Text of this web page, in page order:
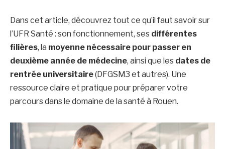
Dans cet article, découvrez tout ce qu’il faut savoir sur
l’UFR Santé : son fonctionnement, ses différentes
filières, la moyenne nécessaire pour passer en
deuxième année de médecine, ainsi que les dates de
rentrée universitaire(DFGSM3 et autres). Une
ressource claire et pratique pour préparer votre
parcours dans le domaine de la santé à Rouen.